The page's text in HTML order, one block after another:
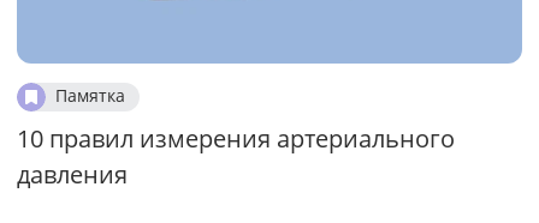
Памятка
10 правил измерения артериального
давления